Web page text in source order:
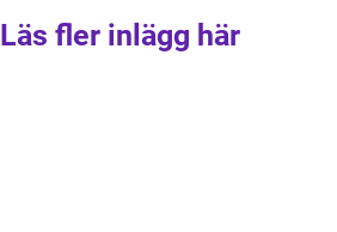
Läs fler inlägg här